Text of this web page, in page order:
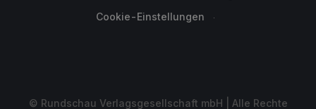
Cookie-Einstellungen
© Rundschau Verlagsgesellschaft mbH | Alle Rechte